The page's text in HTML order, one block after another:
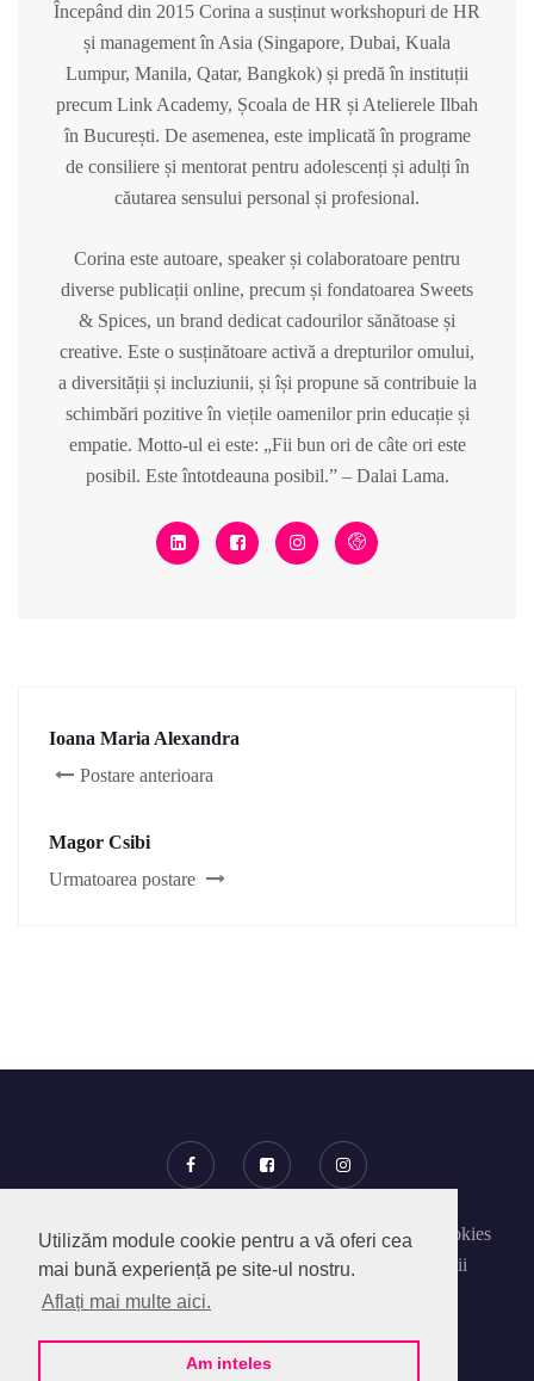
Utilizăm module cookie pentru a vă oferi cea
mai bună experiență pe site-ul nostru.
Aflați mai multe aici.
Am inteles
Începând din 2015 Corina a susținut workshopuri de HR
și management în Asia (Singapore, Dubai, Kuala
Lumpur, Manila, Qatar, Bangkok) și predă în instituții
precum Link Academy, Școala de HR și Atelierele Ilbah
în București. De asemenea, este implicată în programe
de consiliere și mentorat pentru adolescenți și adulți în
căutarea sensului personal și profesional.
Corina este autoare, speaker și colaboratoare pentru
diverse publicații online, precum și fondatoarea Sweets
& Spices, un brand dedicat cadourilor sănătoase și
creative. Este o susținătoare activă a drepturilor omului,
a diversității și incluziunii, și își propune să contribuie la
schimbări pozitive în viețile oamenilor prin educație și
empatie. Motto-ul ei este: „Fii bun ori de câte ori este
posibil. Este întotdeauna posibil.” – Dalai Lama.
Ioana Maria Alexandra
Postare anterioara
Magor Csibi
Urmatoarea postare
Despre SocialPedia
Politica privind Fisierele Cookies
Politica de confidentialitate
Termeni si Conditii
@2020 - SocialPedia Online SRL.